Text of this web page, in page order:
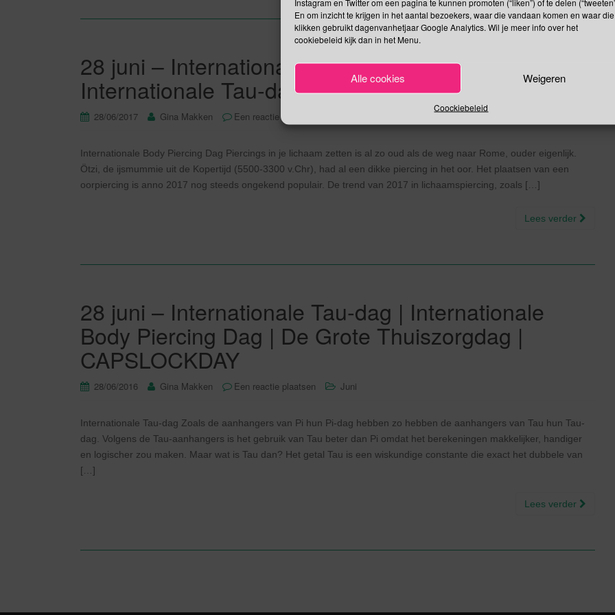
En om inzicht te krijgen in het aantal bezoekers, waar die vandaan komen en waar
klikken gebruikt dagenvanhetjaar Google Analytics. Wil je meer info over het
cookiebeleid kijk dan in het Menu.
Alle cookies Weigeren
Coockiebeleid
28 juni – Internationale Body Piercing Dag |
Internationale Tau-dag | CAPSLOCKDAY
28/06/2017 Gina Makken Een reactie plaatsen
Internationale Body Piercing Dag Piercings in je lichaam zetten is al zo oud als de weg naar Rome, ouder eigenlijk.
Ötzi, de ijsmummie uit de Kopertijd (5500-3300 v.Chr), had al een dikke piercing in het oor. Het plaatsen van een
oorpiercing is anno 2017 nog steeds ongekend populair. De trend van 2017 in lichaamspiercing, zoals […]
Lees verder
28 juni – Internationale Tau-dag | Internationale
Body Piercing Dag | De Grote Thuiszorgdag |
CAPSLOCKDAY
28/06/2016 Gina Makken Een reactie plaatsen Juni
Internationale Tau-dag Zoals de aanhangers van Pi hun Pi-dag hebben zo hebben de aanhangers van Tau hun Tau-
dag. Volgens de Tau-aanhangers is het gebruik van Tau beter dan Pi omdat het berekeningen makkelijker, handiger
en logischer zou maken. Maar wat is Tau dan? Het getal Tau is een wiskundige constante die exact het dubbele van
[…]
Lees verder